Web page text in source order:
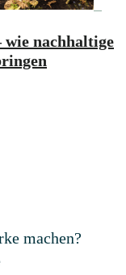
nachhaltige
machen?